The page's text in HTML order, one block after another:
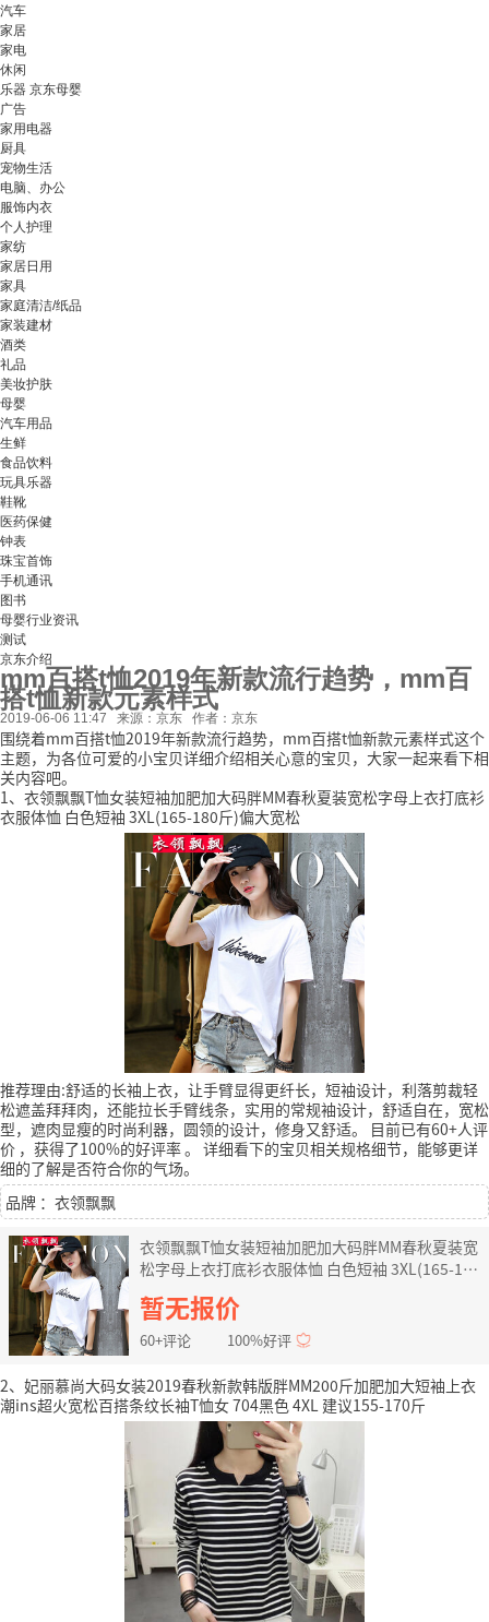
汽车
家居
家电
休闲
乐器 京东母婴
广告
家用电器
厨具
宠物生活
电脑、办公
服饰内衣
个人护理
家纺
家居日用
家具
家庭清洁/纸品
家装建材
酒类
礼品
美妆护肤
母婴
汽车用品
生鲜
食品饮料
玩具乐器
鞋靴
医药保健
钟表
珠宝首饰
手机通讯
图书
母婴行业资讯
测试
京东介绍
mm百搭t恤2019年新款流行趋势，mm百
搭t恤新款元素样式
2019-06-06 11:47 来源：京东 作者：京东
围绕着mm百搭t恤2019年新款流行趋势，mm百搭t恤新款元素样式这个
主题，为各位可爱的小宝贝详细介绍相关心意的宝贝，大家一起来看下相
关内容吧。
1、衣领飘飘T恤女装短袖加肥加大码胖MM春秋夏装宽松字母上衣打底衫
衣服体恤 白色短袖 3XL(165-180斤)偏大宽松
推荐理由:舒适的长袖上衣，让手臂显得更纤长，短袖设计，利落剪裁轻
松遮盖拜拜肉，还能拉长手臂线条，实用的常规袖设计，舒适自在，宽松
型，遮肉显瘦的时尚利器，圆领的设计，修身又舒适。
目前已有60+人评
价 ，获得了100%的好评率。 详细看下的宝贝相关规格细节，能够更详
细的了解是否符合你的气场。
品牌 ：衣领飘飘
衣领飘飘T恤女装短袖加肥加大码胖MM春秋夏装宽
松字母上衣打底衫衣服体恤 白色短袖 3XL(165-180
斤)偏大宽松
暂无报价
60+评论 100%好评
2、妃丽慕尚大码女装2019春秋新款韩版胖MM200斤加肥加大短袖上衣
潮ins超火宽松百搭条纹长袖T恤女 704黑色 4XL 建议155-170斤